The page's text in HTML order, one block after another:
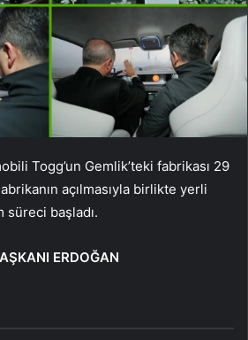
Togg’un Gemlik’teki fabrikası 29
açılmasıyla birlikte yerli
başladı.
ERDOĞAN